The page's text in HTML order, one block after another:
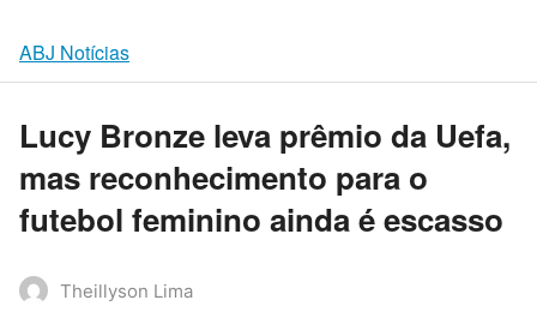
ABJ Notícias
Lucy Bronze leva prêmio da Uefa,
mas reconhecimento para o
futebol feminino ainda é escasso
Theillyson Lima